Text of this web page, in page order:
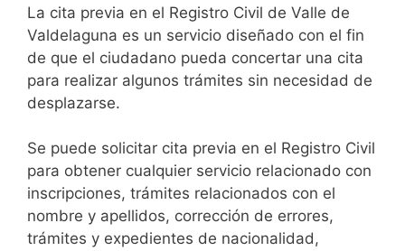
​​​​​​​​​​​​​​​​​​​​​​​​​​​​La cita previa en el Registro Civil de Valle de
Valdelaguna es un servicio diseñado con el fin
de que el ciudadano pueda concertar una cita
para realizar algunos trámites sin necesidad de
desplazarse.​
Se puede solicitar cita previa en el Registro Civil
para obtener cualquier servicio relacionado con
inscripciones, trámites relacionados con el
nombre y apellidos, corrección de errores,
trámites y expedientes de nacionalidad,